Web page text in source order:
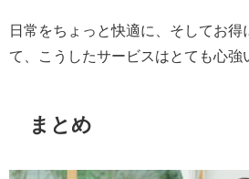
日常をちょっと快適に、そしてお得
て、こうしたサービスはとても心強
まとめ